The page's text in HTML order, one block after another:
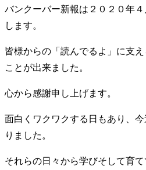
バンクーバー新報は２０２０年
します。
皆様からの「読んでるよ」に支
ことが出来ました。
心から感謝申し上げます。
面白くワクワクする日もあり、
りました。
それらの日々から学びそして育て